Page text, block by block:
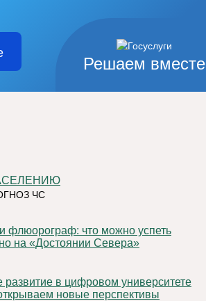
Решаем вместе
ЧС
на «Достоянии Севера»
новые перспективы